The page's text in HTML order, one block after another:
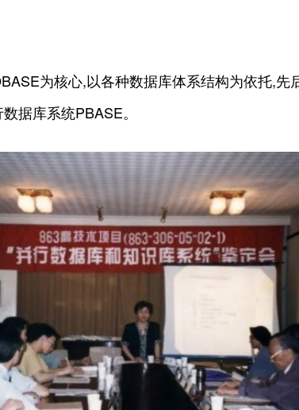
为核心,以各种数据库体系结构为依托,
据库系统PBASE。